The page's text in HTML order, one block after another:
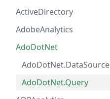
ActiveDirectory
AdobeAnalytics
AdoDotNet
AdoDotNet.DataSource
AdoDotNet.Query